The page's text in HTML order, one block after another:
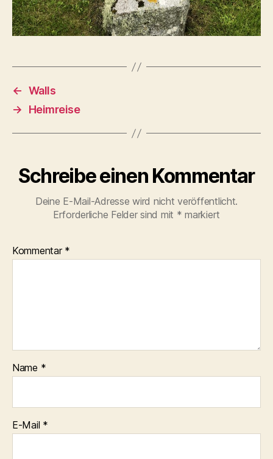
← Walls
→
Heimreise
Schreibe einen Kommentar
Deine E-Mail-Adresse wird nicht veröffentlicht.
Erforderliche Felder sind mit * markiert
Kommentar *
Name *
E-Mail *